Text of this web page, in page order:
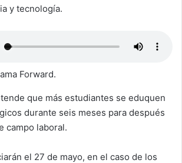
y tecnología.
Forward.
que más estudiantes se eduquen
durante seis meses para después
campo laboral.
el 27 de mayo, en el caso de los